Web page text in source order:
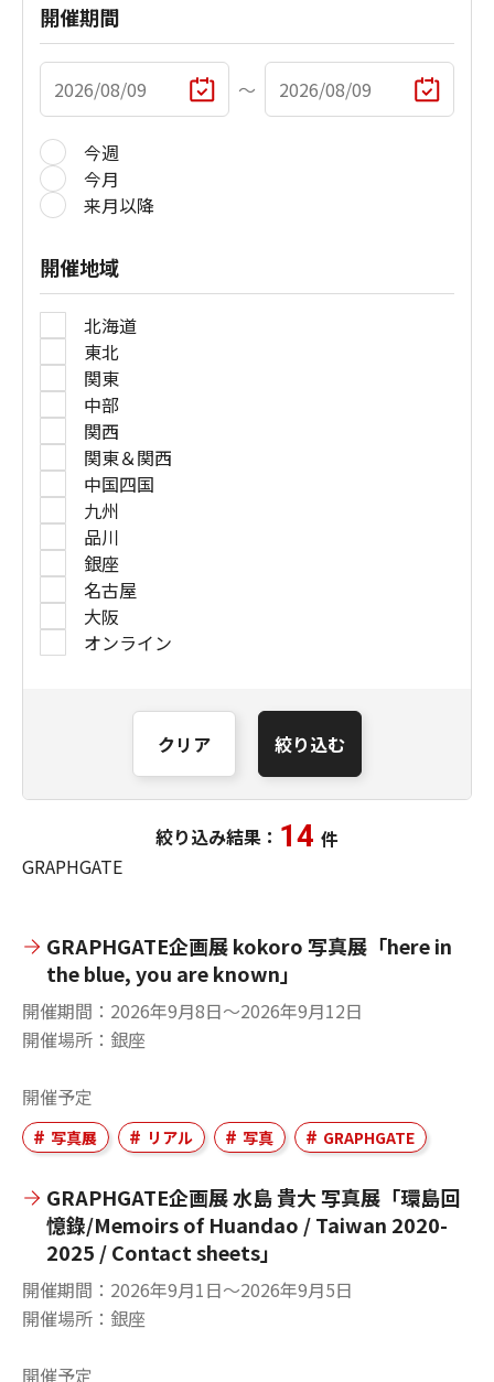
開催期間
〜
今週
今月
来月以降
開催地域
北海道
東北
関東
中部
関西
関東＆関西
中国四国
九州
品川
銀座
名古屋
大阪
オンライン
クリア 絞り込む
絞り込み結果： 14 件
GRAPHGATE
GRAPHGATE企画展 kokoro 写真展「here in
the blue, you are known」
開催期間
2026年9月8日〜2026年9月12日
開催場所
銀座
開催予定
写真展 リアル 写真 GRAPHGATE
GRAPHGATE企画展 水島 貴大 写真展「環島回
憶錄/Memoirs of Huandao / Taiwan 2020-
2025 / Contact sheets」
開催期間
2026年9月1日〜2026年9月5日
開催場所
銀座
開催予定